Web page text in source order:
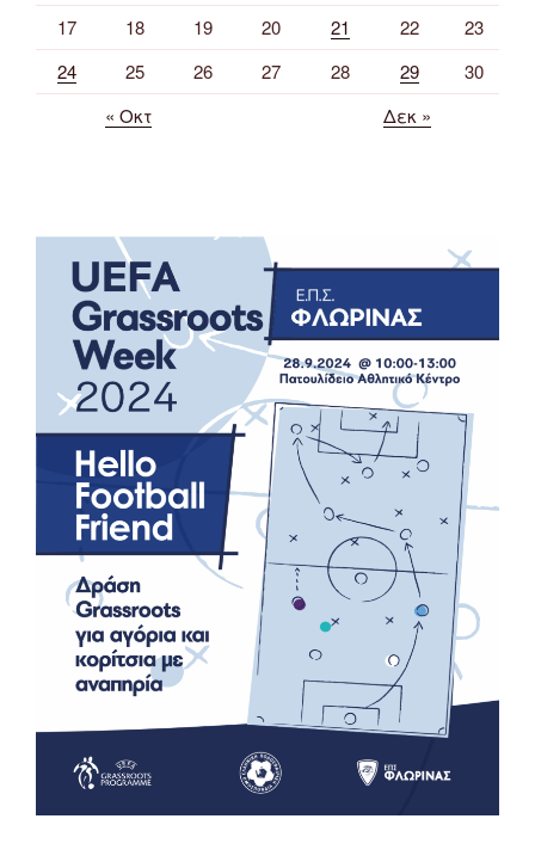
17 18 19 20 21 22
23
24
25 26 27 28 29
30
« Οκτ
Δεκ »